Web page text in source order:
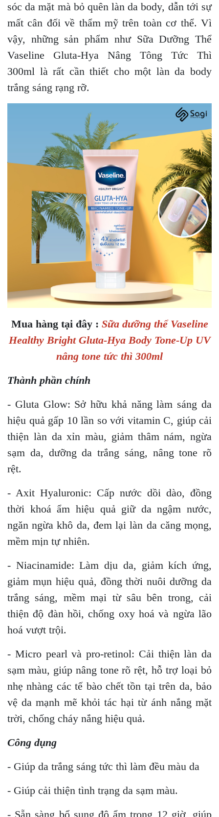
sóc da mặt mà bỏ quên làn da body, dẫn tới sự
mất cân đối về thẩm mỹ trên toàn cơ thể. Vì
vậy, những sản phẩm như ​​Sữa Dưỡng Thể
Vaseline Gluta-Hya Nâng Tông Tức Thì
300ml là rất cần thiết cho một làn da body
trắng sáng rạng rỡ.
Mua hàng tại đây : Sữa dưỡng thể Vaseline
Healthy Bright Gluta-Hya Body Tone-Up UV
nâng tone tức thì 300ml
Thành phần chính
- Gluta Glow: Sở hữu khả năng làm sáng da
hiệu quả gấp 10 lần so với vitamin C, giúp cải
thiện làn da xỉn màu, giảm thâm nám, ngừa
sạm da, dưỡng da trắng sáng, nâng tone rõ
rệt.
- Axit Hyaluronic: Cấp nước dồi dào, đồng
thời khoá ẩm hiệu quả giữ da ngậm nước,
ngăn ngừa khô da, đem lại làn da căng mọng,
mềm mịn tự nhiên.
- Niacinamide: Làm dịu da, giảm kích ứng,
giảm mụn hiệu quả, đồng thời nuôi dưỡng da
trắng sáng, mềm mại từ sâu bên trong, cải
thiện độ đàn hồi, chống oxy hoá và ngừa lão
hoá vượt trội.
- Micro pearl và pro-retinol: Cải thiện làn da
sạm màu, giúp nâng tone rõ rệt, hỗ trợ loại bỏ
nhẹ nhàng các tế bào chết tồn tại trên da, bảo
vệ da mạnh mẽ khỏi tác hại từ ánh nắng mặt
trời, chống cháy nắng hiệu quả.
Công dụng
- Giúp da trắng sáng tức thì làm đều màu da
- Giúp cải thiện tình trạng da sạm màu.
- Sẵn sàng bổ sung độ ẩm trong 12 giờ, giúp